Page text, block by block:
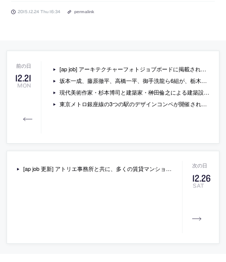
2015.12.24 Thu 16:34 permalink
12.21
MON
[ap job] アーキテクチャーフォトジョブボードに掲載されている求人情報一覧(2015/12/22)
坂本一成、藤原徹平、高橋一平、御手洗龍ら6組が、栃木県那須塩原市の「（仮称）まちなか交流センター」プロポの一次審査を通過
現代美術作家・杉本博司と建築家・榊田倫之による建築設計事務所「新素材研究所」のウェブサイトがオープン
東京メトロ銀座線の3つの駅のデザインコンペが開催されます。最優秀賞の賞金は５０万円。
12.26
SAT
[ap job 更新] アトリエ事務所と共に、多くの賃貸マンション企画を手掛ける(株)プリズミックが、スタッフを募集中